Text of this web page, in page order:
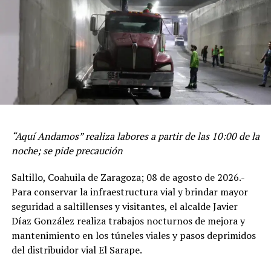
Durante el torneo participaron los equipos Eisko
Bellavista, Millonarios Ojo de Agua, Trolas del Águila,
Cobras Bellavista, Parranderos Bellavista, Galleros
Bellavista y Gatos de la Loma.
actividades forman parte de estrategias de intervención
comunitaria enfocadas en fortalecer la convivencia y
generar entornos de participación para las y los jóvenes.
En el lugar también se instalaron módulos de salud y
prevención de adicciones dirigidos a las y los asistentes.
La Comisaría de Seguridad y Protección Ciudadana
informó que las próximas jornadas deportivas
“Aquí Andamos” realiza labores a partir de las 10:00 de la
noche; se pide precaución
Saltillo, Coahuila de Zaragoza; 08 de agosto de 2026.-
Para conservar la infraestructura vial y brindar mayor
seguridad a saltillenses y visitantes, el alcalde Javier
Díaz González realiza trabajos nocturnos de mejora y
mantenimiento en los túneles viales y pasos deprimidos
del distribuidor vial El Sarape.